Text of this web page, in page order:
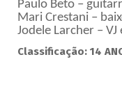
Paulo Beto –
Mari Crestani –
Jodele Larcher –
Classificação: 14